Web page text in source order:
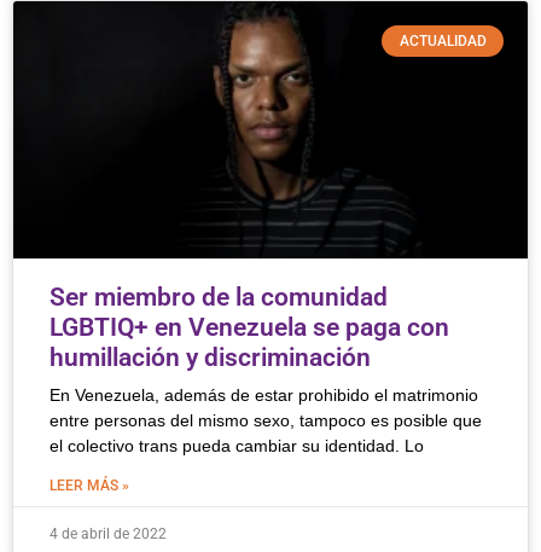
ACTUALIDAD
Ser miembro de la comunidad
LGBTIQ+ en Venezuela se paga con
humillación y discriminación
En Venezuela, además de estar prohibido el matrimonio
entre personas del mismo sexo, tampoco es posible que
el colectivo trans pueda cambiar su identidad. Lo
LEER MÁS »
4 de abril de 2022